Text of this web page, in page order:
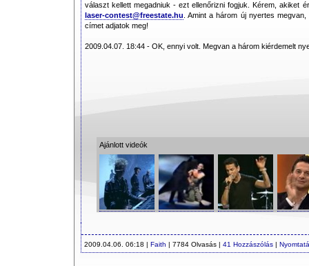
választ kellett megadniuk - ezt ellenőrizni fogjuk. Kérem, akiket
laser-contest@freestate.hu . Amint a három új nyertes
címet adjatok meg!
2009.04.07. 18:44 - OK, ennyi volt. Megvan a három kiérdemelt
Ajánlott videók
2009.04.06. 06:18 | Faith | 7784 Olvasás | 41 Hozzászólás |